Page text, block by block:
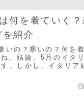
何を着ていく
を紹介
いの？寒いの？何を
。結論、5月のイタ
。しかし、イタリア